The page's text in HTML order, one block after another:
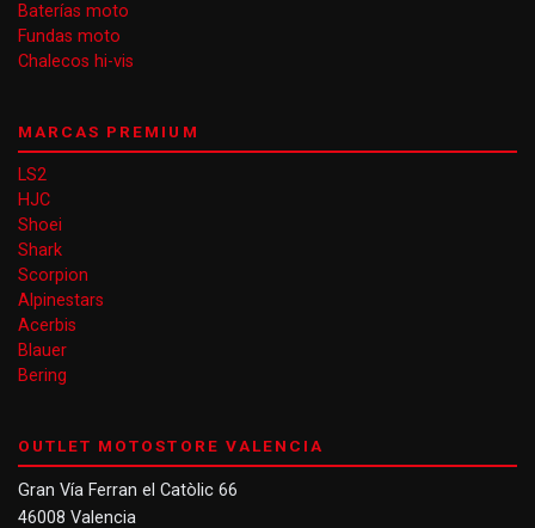
Baterías moto
Fundas moto
Chalecos hi-vis
MARCAS PREMIUM
LS2
HJC
Shoei
Shark
Scorpion
Alpinestars
Acerbis
Blauer
Bering
OUTLET MOTOSTORE VALENCIA
Gran Vía Ferran el Catòlic 66
46008 Valencia